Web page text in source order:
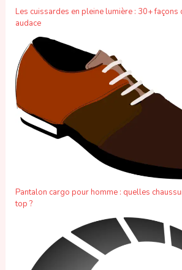
Les cuissardes en pleine lumière : 30+ façons
audace
Pantalon cargo pour homme : quelles
top ?